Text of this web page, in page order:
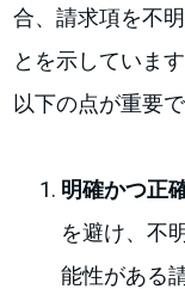
合、請求項を不
とを示していま
以下の点が重要
明確かつ正
を避け、不
能性がある